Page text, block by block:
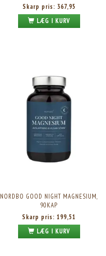
Skarp pris: 367,95
LÆG I KURV
NORDBO GOOD NIGHT MAGNESIUM,
90KAP
Skarp pris: 199,51
LÆG I KURV